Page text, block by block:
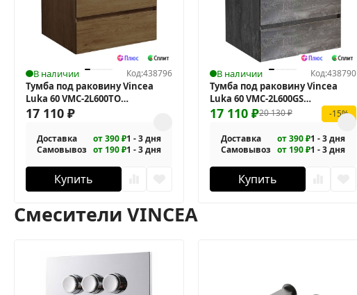
В наличии Код:438796
Тумба под раковину Vincea
Luka 60 VMC-2L600TO
подвесная
17 110 ₽
Доставка от 390 ₽1 - 3 дня
Самовывоз от 190 ₽1 - 3 дня
Купить
В наличии Код:438790
Тумба под раковину Vincea
Luka 60 VMC-2L600GS
подвесная20 130₽
17 110 ₽ -15%
Доставка от 390 ₽1 - 3 дня
Самовывоз от 190 ₽1 - 3 дня
Купить
Смесители VINCEA